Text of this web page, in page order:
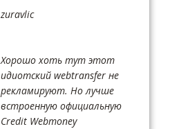
zuravlic
Хорошо хоть тут этот
идиотский webtransfer не
рекламируют. Но лучше
встроенную официальную
Credit Webmoney